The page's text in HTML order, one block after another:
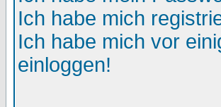
Ich habe mich
Ich habe mich vor
einloggen!